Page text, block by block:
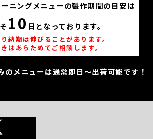
ニングメニューの製作期間の目安は
10 日となっております。
納期は伸びることがあります。
はあらためてご相談します。
メニューは通常即日～出荷可能です！